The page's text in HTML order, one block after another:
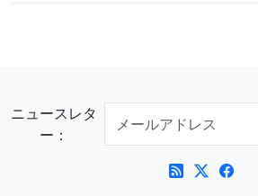
ニュースレタ
ー：